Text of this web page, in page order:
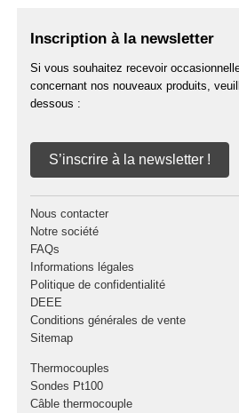
Inscription à la newsletter
Si vous souhaitez recevoir
concernant nos nouveaux produits,
dessous :
S’inscrire à la newsletter !
Nous contacter
Notre société
FAQs
Informations légales
Politique de confidentialité
DEEE
Conditions générales de vente
Sitemap
Thermocouples
Sondes Pt100
Câble thermocouple